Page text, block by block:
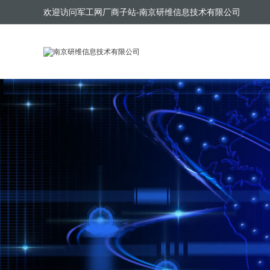
欢迎访问军工网厂商子站-南京研维信息技术有限公司